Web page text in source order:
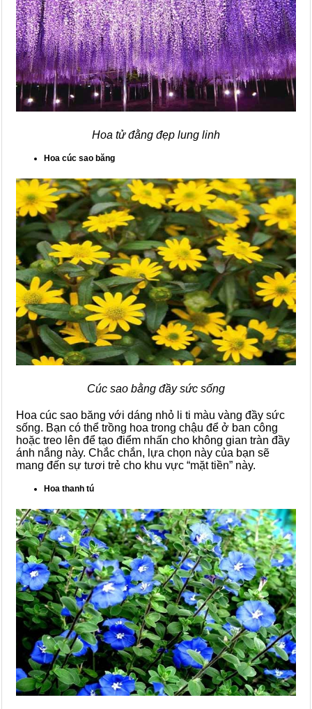
Hoa tử đằng đẹp lung linh
Hoa cúc sao băng
Cúc sao bằng đầy sức sống
Hoa cúc sao băng với dáng nhỏ li ti màu vàng đầy sức
sống. Bạn có thể trồng hoa trong chậu để ở ban công
hoặc treo lên để tạo điểm nhấn cho không gian tràn đầy
ánh nắng này. Chắc chắn, lựa chọn này của bạn sẽ
mang đến sự tươi trẻ cho khu vực “mặt tiền” này.
Hoa thanh tú